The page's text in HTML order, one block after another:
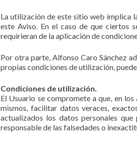
La utilización de este sitio web implica
este Aviso. En el caso de que ciertos
requirieran de la aplicación de
Por otra parte, Alfonso Caro Sánchez
propias condiciones de utilización,
Condiciones de utilización.
El Usuario se compromete a que, en
mismos, facilitar datos veraces,
actualizados los datos personales
responsable de las falsedades o